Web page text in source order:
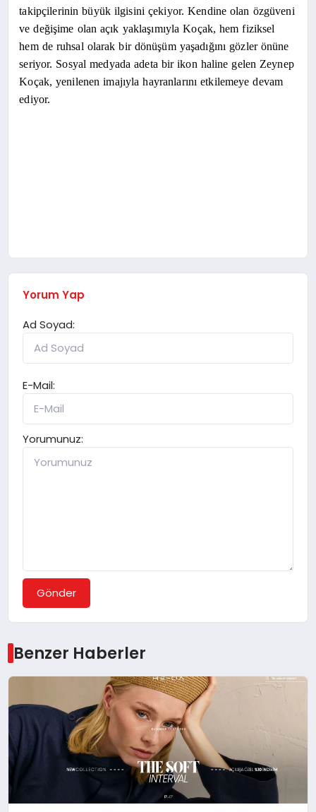
takipçilerinin büyük ilgisini çekiyor. Kendine olan özgüveni
ve değişime olan açık yaklaşımıyla Koçak, hem fiziksel
hem de ruhsal olarak bir dönüşüm yaşadığını gözler önüne
seriyor. Sosyal medyada adeta bir ikon haline gelen Zeynep
Koçak, yenilenen imajıyla hayranlarını etkilemeye devam
ediyor.
Yorum Yap
Ad Soyad:
E-Mail:
Yorumunuz:
Gönder
Benzer Haberler